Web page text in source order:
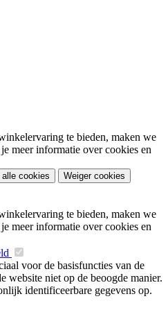
te bieden, maken we
meer informatie over cookies en
cookies Weiger cookies
te bieden, maken we
meer informatie over cookies en
voor de basisfuncties van de
website niet op de beoogde manier.
identificeerbare gegevens op.